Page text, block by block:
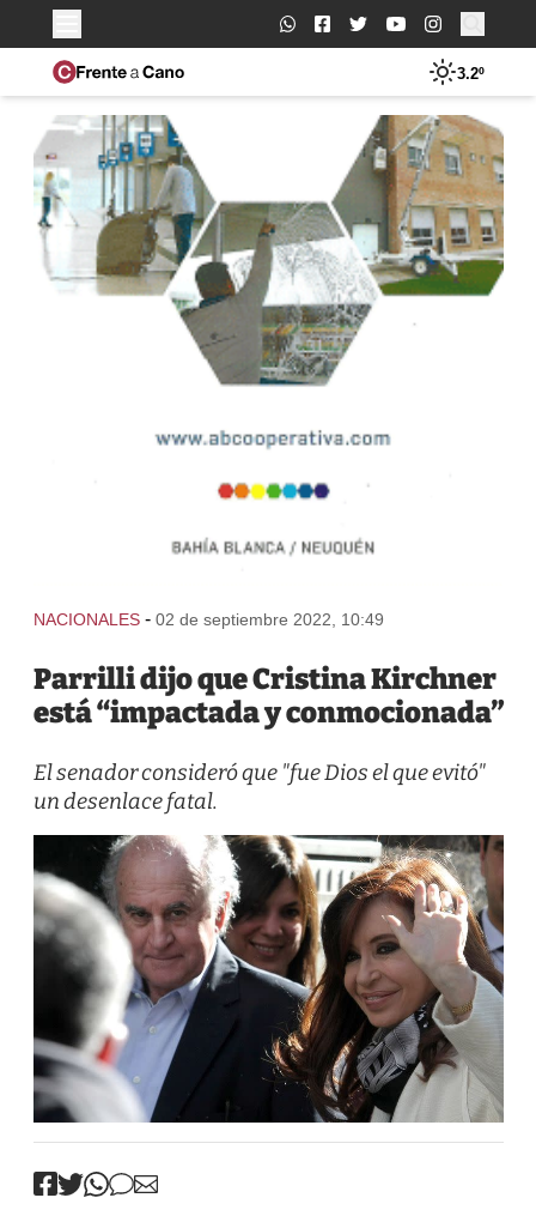
Buscar:
3.2º
NACIONALES - 02 de septiembre 2022, 10:49
Parrilli dijo que Cristina Kirchner
está “impactada y conmocionada”
El senador consideró que "fue Dios el que evitó"
un desenlace fatal.